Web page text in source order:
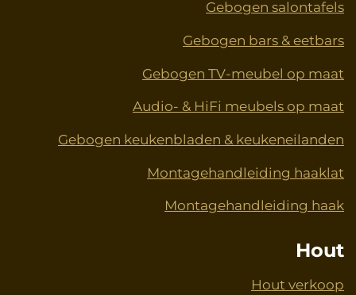
Gebogen salontafels
Gebogen bars & eetbars
Gebogen TV-meubel op maat
Audio- & HiFi meubels op maat
Gebogen keukenbladen & keukeneilanden
Montagehandleiding haaklat
Montagehandleiding haak
Hout
Hout verkoop